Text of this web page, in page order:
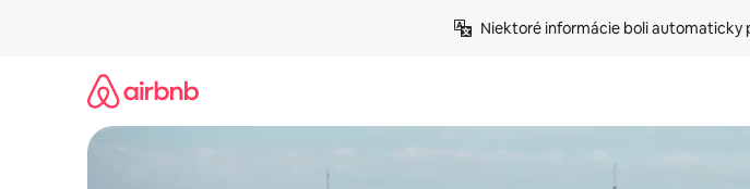
Niektoré informácie boli automaticky